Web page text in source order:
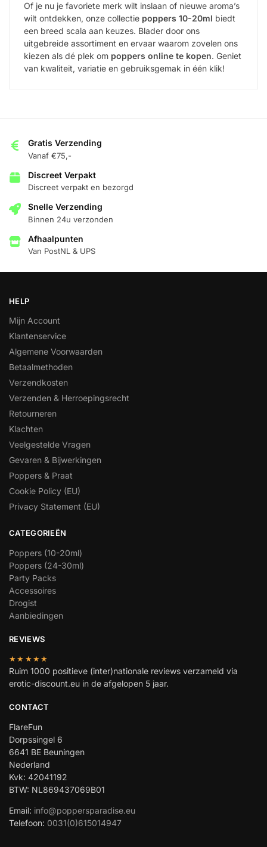
Of je nu je favoriete merk wilt inslaan of nieuwe aroma’s
wilt ontdekken, onze collectie poppers 10-20ml biedt
een breed scala aan keuzes. Blader door ons
uitgebreide assortiment en ervaar waarom zovelen ons
kiezen als dé plek om poppers online te kopen. Geniet
van kwaliteit, variatie en gebruiksgemak in één klik!
Gratis Verzending
Vanaf €75,-
Discreet Verpakt
Discreet verpakt en bezorgd
Snelle Verzending
Binnen 24u verzonden
Afhaalpunten
Van PostNL & UPS
HELP
Mijn Account
Klantenservice
Algemene Voorwaarden
Betaalmethoden
Verzendkosten
Verzenden & Herroepingsrecht
Retourneren
Klachten
Veelgestelde Vragen
Gevaren & Bijwerkingen
Poppers & Praat
Cookie Policy (EU)
Privacy Statement (EU)
CATEGORIEËN
Poppers (10-20ml)
Poppers (24-30ml)
Party Packs
Accessoires
Drogist
Aanbiedingen
REVIEWS
★★★★★
Ruim 1000 positieve (inter)nationale reviews verzameld via
erotic-discount.eu in de afgelopen 5 jaar.
CONTACT
FlareFun
Dorpssingel 6
6641 BE Beuningen
Nederland
Kvk: 42041192
BTW: NL869437069B01
Email: info@poppersparadise.eu
Telefoon: 0031(0)615014947